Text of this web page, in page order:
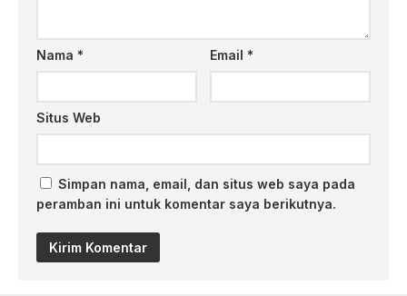
Nama * Email*
Situs Web
Simpan nama, email, dan situs web saya pada
peramban ini untuk komentar saya berikutnya.